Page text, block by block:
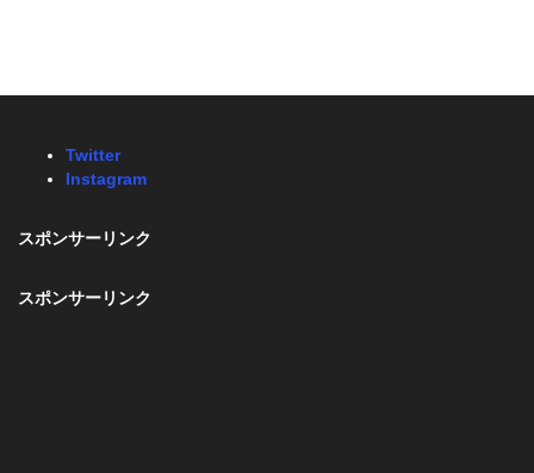
Twitter
Instagram
スポンサーリンク
スポンサーリンク